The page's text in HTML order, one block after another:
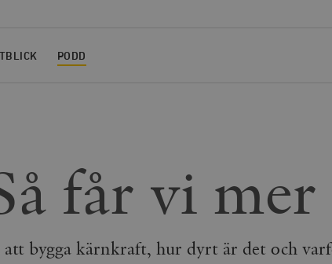
PODD
får vi mer
bygga kärnkraft, hur dyrt är det och